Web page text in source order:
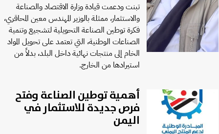
تبنت ودعمت قيادة وزارة الاقتصاد والصناعة
والاستثمار، ممثلة بالوزير المهندس معين المحاقري،
فكرة توطين الصناعة التحويلية لتشجيع وتنمية
الصناعات الوطنية، التي تعتمد على تحويل المواد
الخام إلى منتجات نهائية داخل البلد، بدلاً من
استيرادها من الخارج.
أهمية توطين الصناعة وفتح
فرص جديدة للاستثمار في
اليمن